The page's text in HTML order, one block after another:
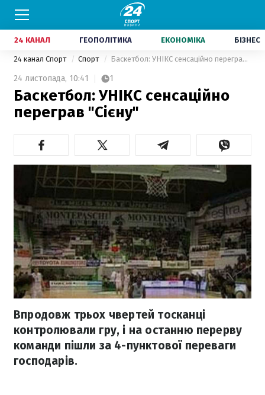
24 КАНАЛ ГЕОПОЛІТИКА ЕКОНОМІКА БІЗНЕС
24 канал Спорт Спорт Баскетбол: УНІКС сенсаційно переграв "Сієну"
24 листопада, 10:41 1
Баскетбол: УНІКС сенсаційно
переграв "Сієну"
Впродовж трьох чвертей тосканці
контролювали гру, і на останню перерву
команди пішли за 4-пунктової переваги
господарів.